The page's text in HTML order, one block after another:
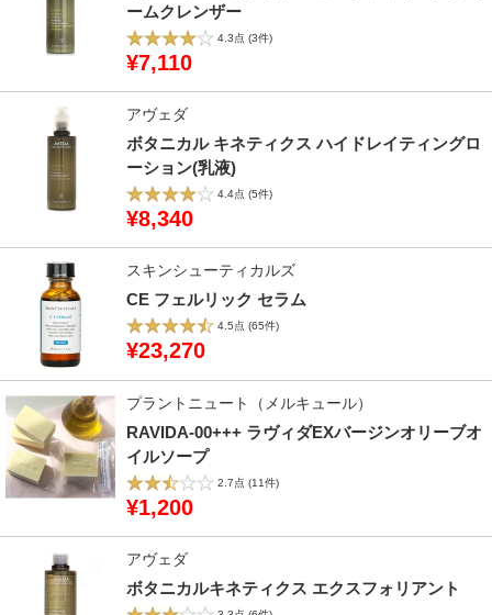
ームクレンザー
4.3点 (3件)
¥7,110
アヴェダ
ボタニカル キネティクス ハイドレイティングロ
ーション(乳液)
4.4点 (5件)
¥8,340
スキンシューティカルズ
CE フェルリック セラム
4.5点 (65件)
¥23,270
プラントニュート（メルキュール）
RAVIDA-00+++ ラヴィダEXバージンオリーブオ
イルソープ
2.7点 (11件)
¥1,200
アヴェダ
ボタニカルキネティクス エクスフォリアント